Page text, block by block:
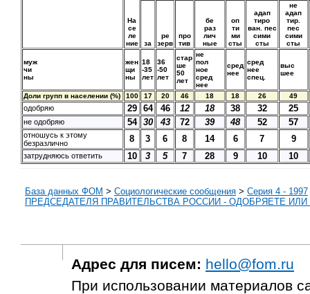
На
се
ле
ние
за
ре
зерв
про
тив
бе
раз
лич
ные
оп
ти
ми
сты
адап
тиро
ван. пес
сими
сты
не
адап
тир.
пес
сими
сты
муж
чи
ны
жен
щи
ны
18
-35
лет
36
-50
лет
стар
ше
50
лет
не
пол
ное
сред
нее
сред
нее
сред
нее
спец.
выс
шее
Доли групп в населении (%) 100 17 20 46 18 18 26 49
одобряю 29 64 46 12 18 38 32 25
не одобряю 54 30 43 72 39 48 52 57
отношусь к этому
безразлично
8 3 6 8 14 6 7 9
затрудняюсь ответить 10 3 5 7 28 9 10 10
База данных ФОМ > Социологические сообщения > Серия 4 - 1997
ПРЕДСЕДАТЕЛЯ ПРАВИТЕЛЬСТВА РОССИИ - ОДОБРЯЕТЕ
Адрес для писем: hello@fom.ru
При использовании материалов